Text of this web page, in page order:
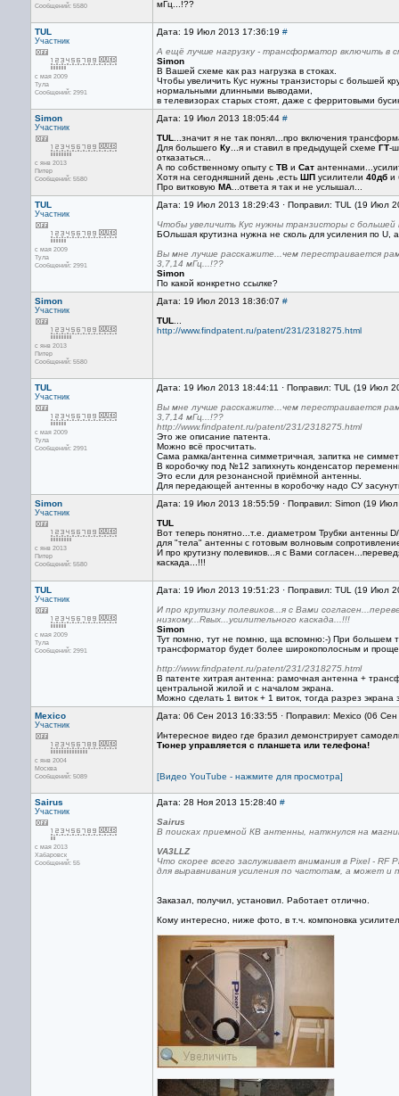
Сообщений: 5580
мГц...!??
TUL
Участник
с мая 2009
Тула
Сообщений: 2991
Дата: 19 Июл 2013 17:36:19 #
А ещё лучше нагрузку - трансформатор включить в
Simon
В Вашей схеме как раз нагрузка в стоках.
Чтобы увеличить Кус нужны транзисторы с большей
нормальными длинными выводами,
в телевизорах старых стоят, даже с ферритовыми
Simon
Участник
с янв 2013
Питер
Сообщений: 5580
Дата: 19 Июл 2013 18:05:44 #
TUL ...значит я не так понял...про включения
Для большего Ку ...я и ставил в предыдущей схеме ГТ-
отказаться...
А по собственному опыту с ТВ и Сат
Хотя на сегодняшний день ,есть ШП усилители 40дб и
Про витковую МА ...ответа я так и не услышал...
TUL
Участник
с мая 2009
Тула
Сообщений: 2991
Дата: 19 Июл 2013 18:29:43 · Поправил: TUL (19 Июл
Чтобы увеличить Кус нужны транзисторы с большей
БОльшая крутизна нужна не сколь для усиления по U,
Вы мне лучше расскажите...чем перестраивается
3,7,14 мГц...!??
Simon
По какой конкретно ссылке?
Simon
Участник
с янв 2013
Питер
Сообщений: 5580
Дата: 19 Июл 2013 18:36:07 #
TUL
http://www.findpatent.ru/patent/231/2318275.html
TUL
Участник
с мая 2009
Тула
Сообщений: 2991
Дата: 19 Июл 2013 18:44:11 · Поправил: TUL (19 Июл
Вы мне лучше расскажите...чем перестраивается
3,7,14 мГц...!??
http://www.findpatent.ru/patent/231/2318275.html
Это же описание патента.
Можно всё просчитать.
Сама рамка/антенна симметричная, запитка не
В коробочку под №12 запихнуть конденсатор
Это если для резонансной приёмной антенны.
Для передающей антенны в коробочку надо СУ
Simon
Участник
с янв 2013
Питер
Сообщений: 5580
Дата: 19 Июл 2013 18:55:59 · Поправил: Simon (19
TUL
Вот теперь понятно...т.е. диаметром Трубки антенны
для "тела" антенны с готовым волновым
И про крутизну полевиков...я с Вами
каскада...!!!
TUL
Участник
с мая 2009
Тула
Сообщений: 2991
Дата: 19 Июл 2013 19:51:23 · Поправил: TUL (19 Июл
И про крутизну полевиков...я с Вами
низкому...Rвых...усилительного каскада...!!!
Simon
Тут помню, тут не помню, ща вспомню:-) При большем
трансформатор будет более широкополосным и проще
http://www.findpatent.ru/patent/231/2318275.html
В патенте хитрая антенна: рамочная антенна +
центральной жилой и с началом экрана.
Можно сделать 1 виток + 1 виток, тогда разрез
Mexico
Участник
с янв 2004
Москва
Сообщений: 5089
Дата: 06 Сен 2013 16:33:55 · Поправил: Mexico (06
Интересное видео где бразил демонстрирует
Тюнер управляется с планшета или телефона!
[Видео YouTube - нажмите для просмотра]
Sairus
Участник
с мая 2013
Хабаровск
Сообщений: 55
Дата: 28 Ноя 2013 15:28:40 #
Sairus
В поисках приемной КВ антенны, наткнулся на
VA3LLZ
Что скорее всего заслуживает внимания в Pixel -
для выравнивания усиления по частотам, а может и
Заказал, получил, установил. Работает отлично.
Кому интересно, ниже фото, в т.ч. компоновка